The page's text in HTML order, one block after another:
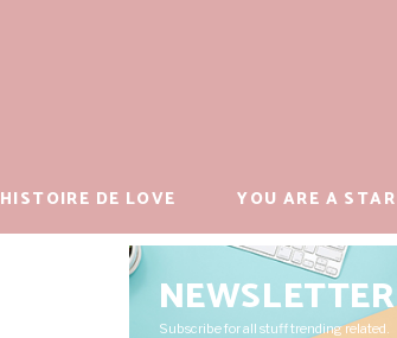
HISTOIRE DE LOVE YOU ARE A STAR
NEWSLETTER
Subscribe for all stuff trending related.